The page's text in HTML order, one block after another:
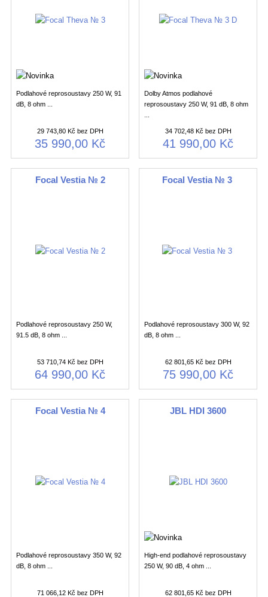
Podlahové reprosoustavy 250 W, 91
dB, 8 ohm ...
29 743,80 Kč bez DPH
35 990,00 Kč
Dolby Atmos podlahové
reprosoustavy 250 W, 91 dB, 8 ohm
34 702,48 Kč bez DPH
41 990,00 Kč
Focal Vestia № 2
Podlahové reprosoustavy 250 W,
91.5 dB, 8 ohm ...
53 710,74 Kč bez DPH
64 990,00 Kč
Focal Vestia № 3
Podlahové reprosoustavy 300 W, 92
dB, 8 ohm ...
62 801,65 Kč bez DPH
75 990,00 Kč
Focal Vestia № 4
Podlahové reprosoustavy 350 W, 92
dB, 8 ohm ...
71 066,12 Kč bez DPH
JBL HDI 3600
High-end podlahové reprosoustavy
250 W, 90 dB, 4 ohm ...
62 801,65 Kč bez DPH